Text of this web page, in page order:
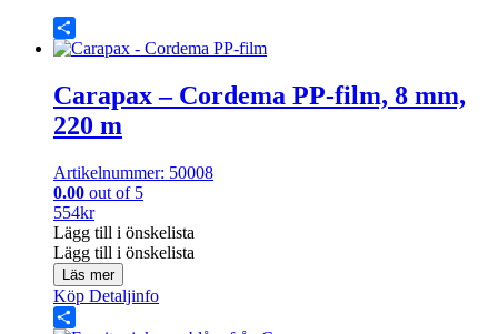
Share
Carapax – Cordema PP-film, 8 mm,
220 m
Artikelnummer: 50008
0.00 out of 5
554kr
Lägg till i önskelista
Lägg till i önskelista
Läs mer
Köp Detaljinfo